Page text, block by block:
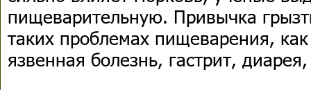
пищеварительную. Привычка
таких проблемах пищеварения,
язвенная болезнь, гастрит,